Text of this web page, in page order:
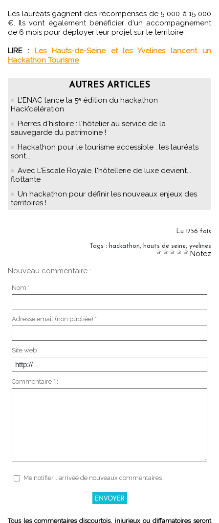
Les lauréats gagnent des récompenses de 5 000 à 15 000
€. Ils vont également bénéficier d'un accompagnement
de 6 mois pour déployer leur projet sur le territoire.
LIRE :
Les Hauts-de-Seine et les Yvelines lancent un
Hackathon Tourisme
AUTRES ARTICLES
L'ENAC lance la 5ᵉ édition du hackathon
Hack’célération
Pierres d'histoire : l'hôtelier au service de la
sauvegarde du patrimoine !
Hackathon pour le tourisme accessible : les lauréats
sont...
Avec L'Escale Royale, l'hôtellerie de luxe devient...
flottante
Un hackathon pour définir les nouveaux enjeux des
territoires !
Lu 1756 fois
Tags : hackathon hauts de seine yvelines
Notez
Nouveau commentaire :
Nom * :
Adresse email (non publiée) * :
Site web :
Commentaire * :
Me notifier l'arrivée de nouveaux commentaires
Tous les commentaires discourtois, injurieux ou diffamatoires seront